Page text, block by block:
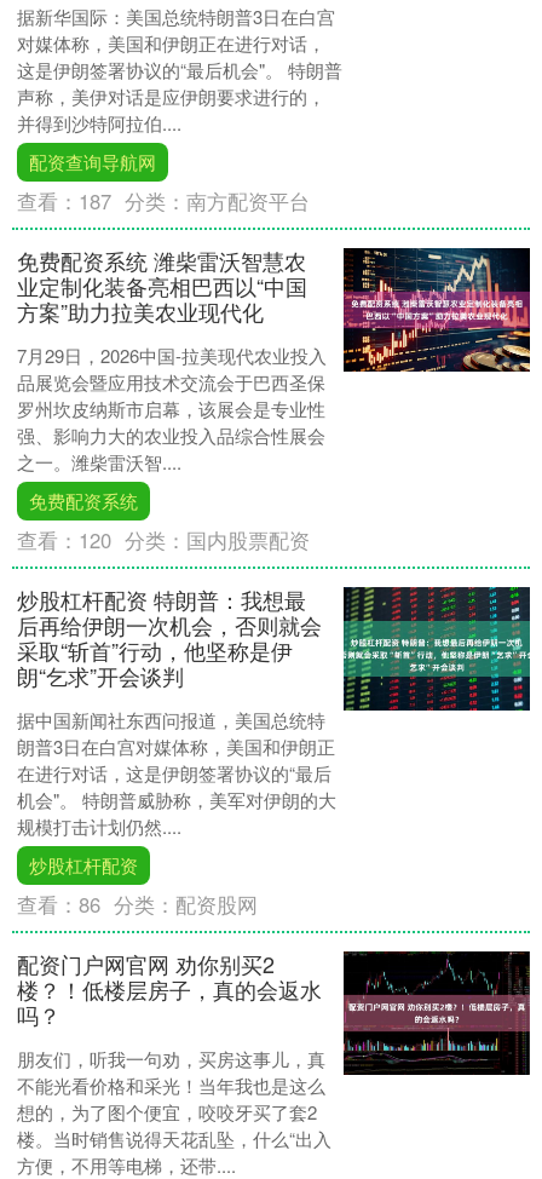
据新华国际：美国总统特朗普3日在白宫
对媒体称，美国和伊朗正在进行对话，
这是伊朗签署协议的“最后机会"。 特朗普
声称，美伊对话是应伊朗要求进行的，
并得到沙特阿拉伯....
配资查询导航网
查看： 187 分类：南方配资平台
免费配资系统 潍柴雷沃智慧农
业定制化装备亮相巴西以“中国
方案”助力拉美农业现代化
7月29日，2026中国-拉美现代农业投入
品展览会暨应用技术交流会于巴西圣保
罗州坎皮纳斯市启幕，该展会是专业性
强、影响力大的农业投入品综合性展会
之一。潍柴雷沃智....
免费配资系统
查看： 120 分类： 国内股票配资
炒股杠杆配资 特朗普：我想最
后再给伊朗一次机会，否则就会
采取“斩首”行动，他坚称是伊
朗“乞求”开会谈判
据中国新闻社东西问报道，美国总统特
朗普3日在白宫对媒体称，美国和伊朗正
在进行对话，这是伊朗签署协议的“最后
机会"。 特朗普威胁称，美军对伊朗的大
规模打击计划仍然....
炒股杠杆配资
查看：86 分类： 配资股网
配资门户网官网 劝你别买2
楼？！低楼层房子，真的会返水
吗？
朋友们，听我一句劝，买房这事儿，真
不能光看价格和采光！当年我也是这么
想的，为了图个便宜，咬咬牙买了套2
楼。当时销售说得天花乱坠，什么“出入
方便，不用等电梯，还带....